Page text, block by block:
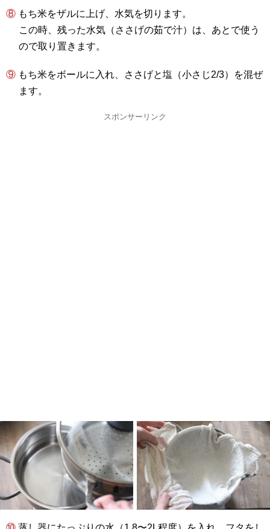
⑧ もち米をザルに上げ、水気を切ります。
この時、残った水気（ささげの茹で汁）は、あとで使う
ので取り置きます。
⑨ もち米をボールに入れ、ささげと塩（小さじ2/3）を混ぜ
ます。
スポンサーリンク